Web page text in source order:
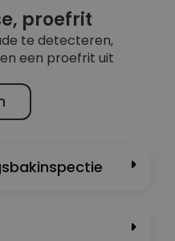
proefrit
te detecteren,
een proefrit uit